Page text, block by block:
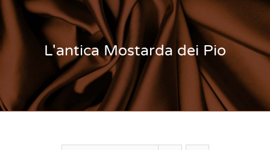
L'antica Mostarda dei Pio